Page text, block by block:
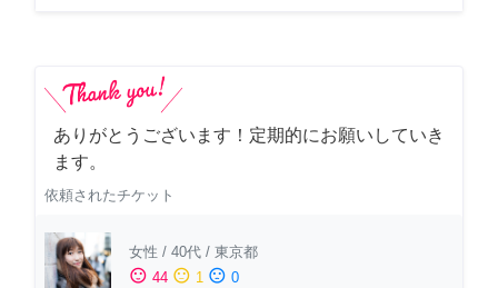
ありがとうございます！定期的にお願いしていき
ます。
依頼されたチケット
女性 / 40代 / 東京都
sentiment_satisfied 44 sentiment_neutral 1 sentiment_dissatisfied 0